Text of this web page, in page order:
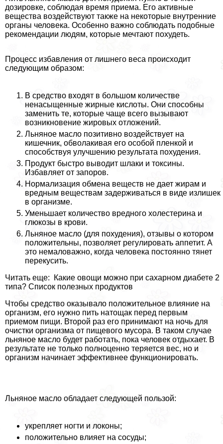
дозировке, соблюдая время приема. Его активные
вещества воздействуют также на некоторые внутренние
органы человека. Особенно важно соблюдать подобные
рекомендации людям, которые мечтают похудеть.
Процесс избавления от лишнего веса происходит
следующим образом:
В средство входят в большом количестве
ненасыщенные жирные кислоты. Они способны
заменить те, которые чаще всего вызывают
возникновение жировых отложений.
Льняное масло позитивно воздействует на
кишечник, обволакивая его особой пленкой и
способствуя улучшению результата похудения.
Продукт быстро выводит шлаки и токсины.
Избавляет от запоров.
Нормализация обмена веществ не дает жирам и
вредным веществам задерживаться в виде излишек
в организме.
Уменьшает количество вредного холестерина и
глюкозы в крови.
Льняное масло (для похудения), отзывы о котором
положительны, позволяет регулировать аппетит. А
это немаловажно, когда человека постоянно тянет
перекусить.
Читать еще: Какие овощи можно при сахарном диабете 2
типа? Список полезных продуктов
Чтобы средство оказывало положительное влияние на
организм, его нужно пить натощак перед первым
приемом пищи. Второй раз его принимают на ночь для
очистки организма от пищевого мусора. В таком случае
льняное масло будет работать, пока человек отдыхает. В
результате не только полноценно теряется вес, но и
организм начинает эффективнее функционировать.
Льняное масло обладает следующей пользой:
укрепляет ногти и локоны;
положительно влияет на сосуды;